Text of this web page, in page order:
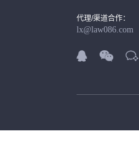
代理/渠道合作：
lx@law086.com
  